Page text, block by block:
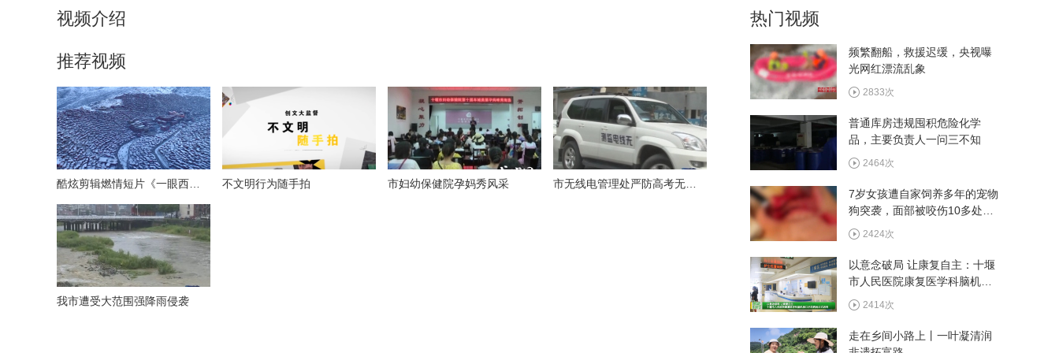
2026年全市审计系统工作推
进会召开
十堰全面推进食品安全“互联
网+AI监管”工作
看村BA游郧阳 多家景区推
出观赛专属福利
视频介绍
推荐视频
不文明行为随手拍 市妇幼保健院孕妈秀风采
我市遭受大范围强降雨侵袭
热门视频
频繁翻船，救援迟缓，央视曝
光网红漂流乱象
2833次
普通库房违规囤积危险化学
品，主要负责人一问三不知
2464次
7岁女孩遭自家饲养多年的宠物
狗突袭，面部被咬伤10多处，
嘴唇被撕裂
2424次
以意念破局 让康复自主：十堰
市人民医院康复医学科脑机接
口示范病房正式启用
2414次
走在乡间小路上丨一叶凝清润